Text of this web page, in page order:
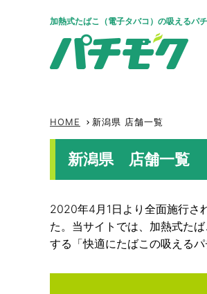
加熱式たばこ（電子タバコ）の吸えるパ
HOME keyboard_arrow_right 新潟県 店舗一覧
新潟県 店舗一覧
2020年4月1日より全面施行さ
た。当サイトでは、加熱式た
する「快適にたばこの吸える